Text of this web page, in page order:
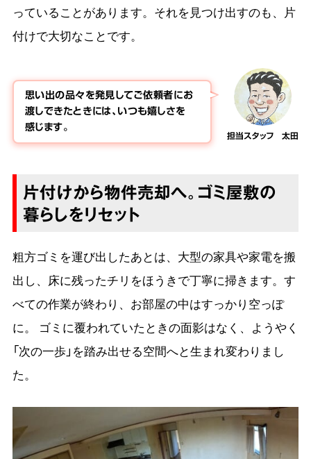
っていることがあります。それを見つけ出すのも、片
付けで大切なことです。
担当スタッフ 太田
思い出の品々を発見してご依頼者にお
渡しできたときには、いつも嬉しさを
感じます。
片付けから物件売却へ。ゴミ屋敷の
暮らしをリセット
粗方ゴミを運び出したあとは、大型の家具や家電を搬
出し、床に残ったチリをほうきで丁寧に掃きます。す
べての作業が終わり、お部屋の中はすっかり空っぽ
に。 ゴミに覆われていたときの面影はなく、ようやく
「次の一歩」を踏み出せる空間へと生まれ変わりまし
た。